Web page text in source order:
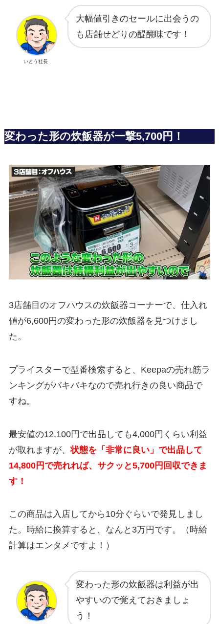
大幅値引きのセールに出会うの
も店舗せどりの醍醐味です！
いとう社長
変わった形の炊飯器が一撃5,700円！
3店舗目のオフハウスの炊飯器コーナーで、仕入れ
値が6,600円の変わった形の炊飯器を見つけまし
た。
プライスターで型番検索すると、Keepaの売れ筋ラ
ンキングがバキバキなので売れ行きの良い商品で
すね。
最安値の12,100円で出品しても4,000円くらい利益
が取れますが、状態を「非常に良い」で出品して
14,800円で売れれば、サクッと5,700円回収できま
す！
この商品は入店してから10分ぐらいで発見しまし
た。時給に換算すると、なんと3万円です。（時給
計算はエンタメですよ！）
変わった形の炊飯器は利益が出
やすいので覚えておきましょ
う！